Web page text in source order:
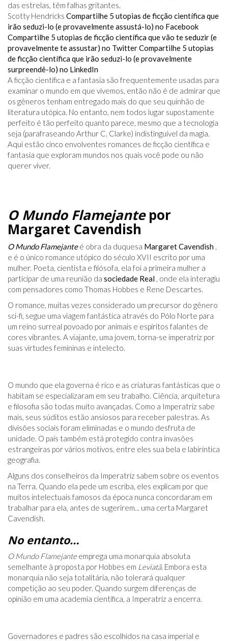
das estrelas, têm falhas gritantes.
Scotty Hendricks Compartilhe 5 utopias de ficção científica que
irão seduzi-lo (e provavelmente assustá-lo) no Facebook
Compartilhe 5 utopias de ficção científica que vão te seduzir (e
provavelmente te assustar) no TwitterCompartilhe 5 utopias
de ficção científica que irão seduzi-lo (e provavelmente
surpreendê-lo) no LinkedIn
A ficção científica e a fantasia são frequentemente usadas para
examinar o mundo em que vivemos, então não é de admirar que
os gêneros tenham entregado mais do que seu quinhão de
literatura utópica. No entanto, nem todos lugar supostamente
perfeito é tão perfeito quanto parece, mesmo que a tecnologia
seja (parafraseando Arthur C. Clarke) indistinguível da magia.
Aqui estão cinco envolventes romances de ficção científica e
fantasia que exploram mundos nos quais você pode ou não
querer viver.
O Mundo Flamejantepor
Margaret Cavendish
O Mundo Flamejante é obra da duquesa Margaret Cavendish ,
e é o único romance utópico do século XVII escrito por uma
mulher. Poeta, cientista e filósofa, ela foi a primeira mulher a
participar de uma reunião da sociedade Real , onde ela interagiu
com pensadores como Thomas Hobbes e Rene Descartes.
O romance, muitas vezes considerado um precursor do gênero
sci-fi, segue uma viagem fantástica através do Pólo Norte para
um reino surreal povoado por animais e espíritos falantes de
cores vibrantes. A viajante, uma jovem, torna-se imperatriz por
suas virtudes femininas e intelecto.
O mundo que ela governa é rico e as criaturas fantásticas que o
habitam se especializaram em seu trabalho. Ciência, arquitetura
e filosofia são todas muito avançadas. Como a Imperatriz sabe
mais, seus súditos estão ansiosos para receber palestras. As
divisões sociais foram eliminadas e o mundo desfruta de
unidade. O país também está protegido contra invasões
estrangeiras por vários motivos, entre eles sua bela e labiríntica
geografia.
Alguns dos conselheiros da Imperatriz sabem sobre os eventos
na Terra. Quando ela pede um escriba, eles explicam por que
muitos intelectuais famosos da época nunca concordaram em
trabalhar para ela, antes de sugerirem... uma certa Margaret
Cavendish.
No entanto…
O Mundo Flamejanteemprega uma monarquia absoluta
semelhante à proposta por Hobbes em Leviatã. Embora esta
monarquia não seja totalitária, não tolerará qualquer
competição ao seu poder. Quando surgem diferenças de
opinião em uma academia científica, a Imperatriz a encerra.
Governadores e padres são escolhidos na casa imperial e